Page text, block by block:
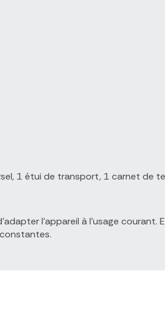
1 étui de transport, 1 carnet de
l'appareil à l'usage